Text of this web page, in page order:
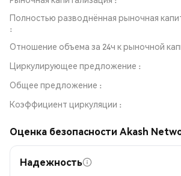
Полностью разводнённая рыночная
Отношение объема за 24ч к рыночной
Циркулирующее предложение
Общее предложение
Коэффициент циркуляции
Оценка безопасности Akash
Надежность